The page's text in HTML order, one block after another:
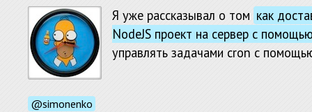
Я уже рассказывал о том как
NodeJS проект на сервер с
управлять задачами cron с
@simonenko